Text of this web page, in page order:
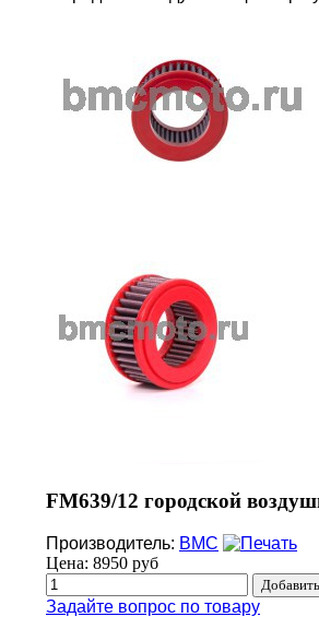
FM639/12 городской
Производитель: BMC
Цена: 8950 руб
Задайте вопрос по товару